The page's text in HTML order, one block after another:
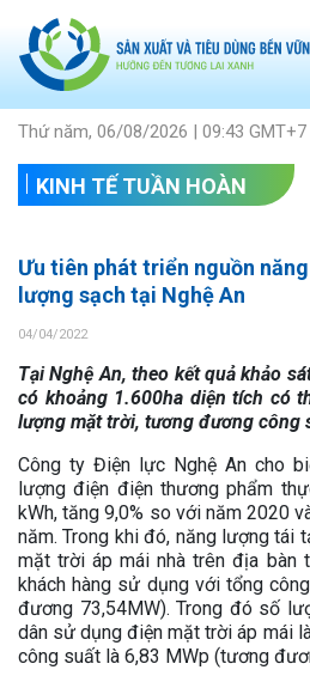
Thứ năm, 06/08/2026 | 09:43 GMT+7
KINH TẾ TUẦN HOÀN
Ưu tiên phát triển nguồn
lượng sạch tại Nghệ An
04/04/2022
Tại Nghệ An, theo kết quả khảo
có khoảng 1.600ha diện tích có
lượng mặt trời, tương đương công
Công ty Điện lực Nghệ An cho
lượng điện điện thương phẩm
kWh, tăng 9,0% so với năm 2020
năm. Trong khi đó, năng lượng tái
mặt trời áp mái nhà trên địa bàn
khách hàng sử dụng với tổng
đương 73,54MW). Trong đó số
dân sử dụng điện mặt trời áp mái
công suất là 6,83 MWp (tương